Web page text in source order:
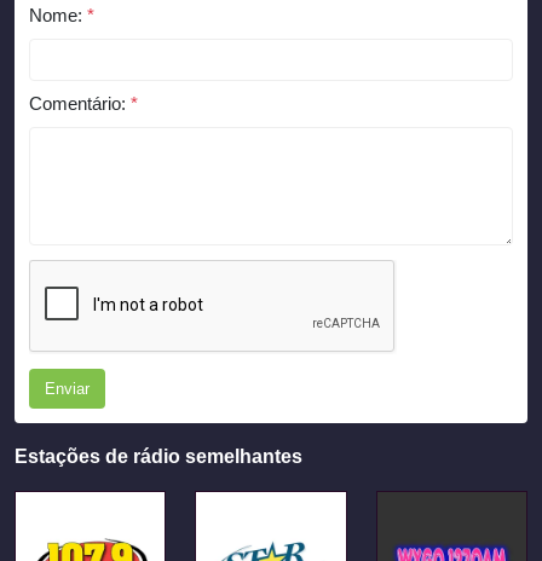
Nome: *
Comentário: *
Enviar
Estações de rádio semelhantes